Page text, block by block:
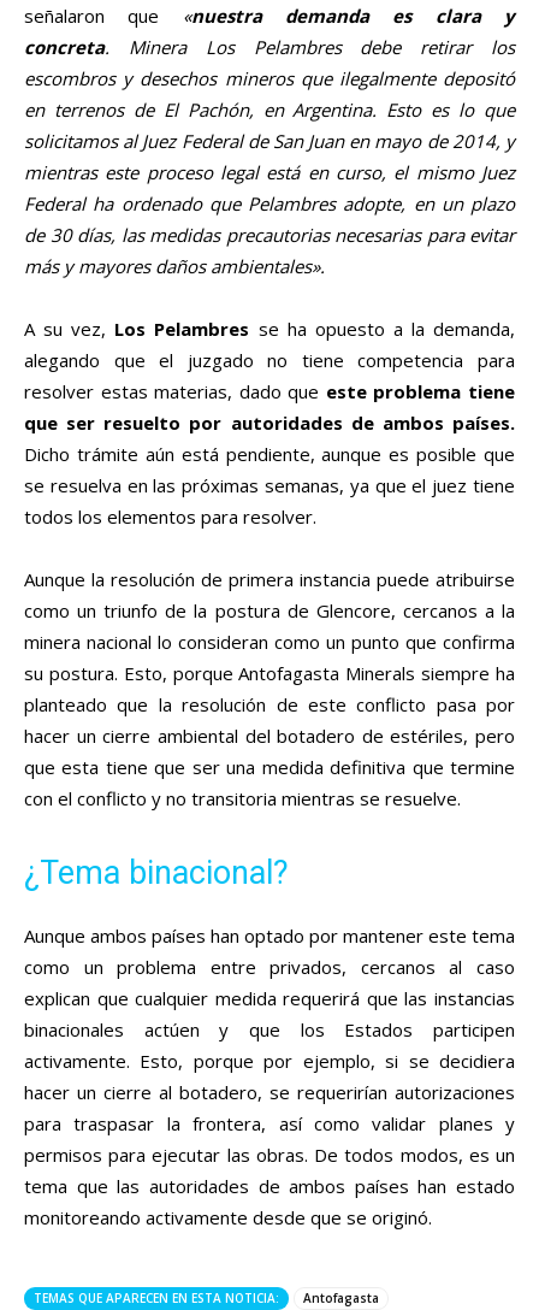
señalaron que «nuestra demanda es clara y
concreta. Minera Los Pelambres debe retirar los
escombros y desechos mineros que ilegalmente depositó
en terrenos de El Pachón, en Argentina. Esto es lo que
solicitamos al Juez Federal de San Juan en mayo de 2014, y
mientras este proceso legal está en curso, el mismo Juez
Federal ha ordenado que Pelambres adopte, en un plazo
de 30 días, las medidas precautorias necesarias para evitar
más y mayores daños ambientales».
A su vez, Los Pelambres se ha opuesto a la demanda,
alegando que el juzgado no tiene competencia para
resolver estas materias, dado que este problema tiene
que ser resuelto por autoridades de ambos países.
Dicho trámite aún está pendiente, aunque es posible que
se resuelva en las próximas semanas, ya que el juez tiene
todos los elementos para resolver.
Aunque la resolución de primera instancia puede atribuirse
como un triunfo de la postura de Glencore, cercanos a la
minera nacional lo consideran como un punto que confirma
su postura. Esto, porque Antofagasta Minerals siempre ha
planteado que la resolución de este conflicto pasa por
hacer un cierre ambiental del botadero de estériles, pero
que esta tiene que ser una medida definitiva que termine
con el conflicto y no transitoria mientras se resuelve.
¿Tema binacional?
Aunque ambos países han optado por mantener este tema
como un problema entre privados, cercanos al caso
explican que cualquier medida requerirá que las instancias
binacionales actúen y que los Estados participen
activamente. Esto, porque por ejemplo, si se decidiera
hacer un cierre al botadero, se requerirían autorizaciones
para traspasar la frontera, así como validar planes y
permisos para ejecutar las obras. De todos modos, es un
tema que las autoridades de ambos países han estado
monitoreando activamente desde que se originó.
TEMAS QUE APARECEN EN ESTA NOTICIA: Antofagasta